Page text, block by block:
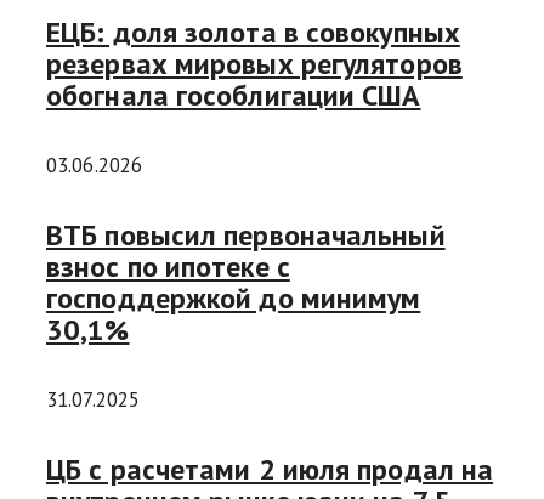
ЕЦБ: доля золота в совокупных
резервах мировых регуляторов
обогнала гособлигации США
03.06.2026
ВТБ повысил первоначальный
взнос по ипотеке с
господдержкой до минимум
30,1%
31.07.2025
ЦБ с расчетами 2 июля продал на